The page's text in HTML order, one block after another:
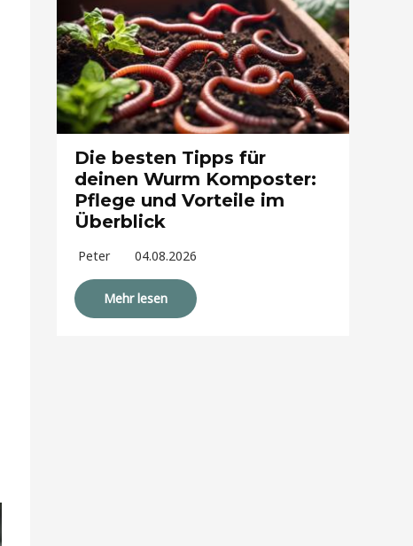
Die besten Tipps für
deinen Wurm Komposter:
Pflege und Vorteile im
Überblick
Peter 04.08.2026
Mehr lesen